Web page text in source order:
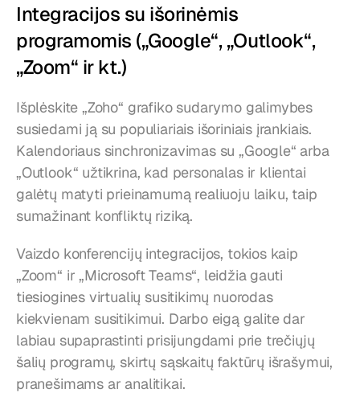
Integracijos su išorinėmis
programomis („Google“, „Outlook“,
„Zoom“ ir kt.)
Išplėskite „Zoho“ grafiko sudarymo galimybes
susiedami ją su populiariais išoriniais įrankiais.
Kalendoriaus sinchronizavimas su „Google“ arba
„Outlook“ užtikrina, kad personalas ir klientai
galėtų matyti prieinamumą realiuoju laiku, taip
sumažinant konfliktų riziką.
Vaizdo konferencijų integracijos, tokios kaip
„Zoom“ ir „Microsoft Teams“, leidžia gauti
tiesiogines virtualių susitikimų nuorodas
kiekvienam susitikimui. Darbo eigą galite dar
labiau supaprastinti prisijungdami prie trečiųjų
šalių programų, skirtų sąskaitų faktūrų išrašymui,
pranešimams ar analitikai.